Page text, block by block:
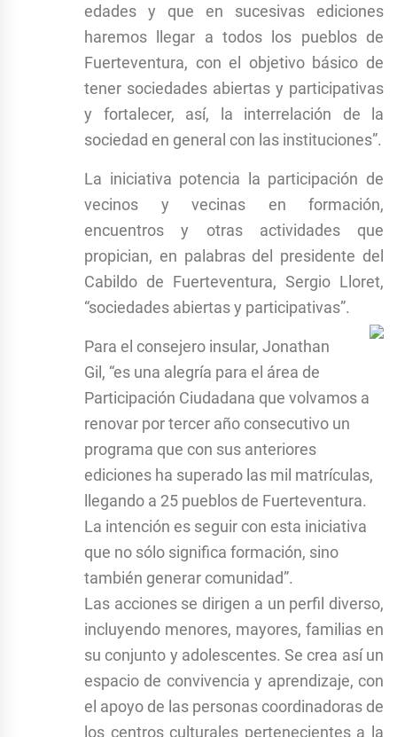
edades y que en sucesivas ediciones
haremos llegar a todos los pueblos de
Fuerteventura, con el objetivo básico de
tener sociedades abiertas y participativas
y fortalecer, así, la interrelación de la
sociedad en general con las instituciones”.
La iniciativa potencia la participación de
vecinos y vecinas en formación,
encuentros y otras actividades que
propician, en palabras del presidente del
Cabildo de Fuerteventura, Sergio Lloret,
“sociedades abiertas y participativas”.
Para el consejero insular, Jonathan
Gil, “es una alegría para el área de
Participación Ciudadana que volvamos a
renovar por tercer año consecutivo un
programa que con sus anteriores
ediciones ha superado las mil matrículas,
llegando a 25 pueblos de Fuerteventura.
La intención es seguir con esta iniciativa
que no sólo significa formación, sino
también generar comunidad”.
Las acciones se dirigen a un perfil diverso,
incluyendo menores, mayores, familias en
su conjunto y adolescentes. Se crea así un
espacio de convivencia y aprendizaje, con
el apoyo de las personas coordinadoras de
los centros culturales pertenecientes a la